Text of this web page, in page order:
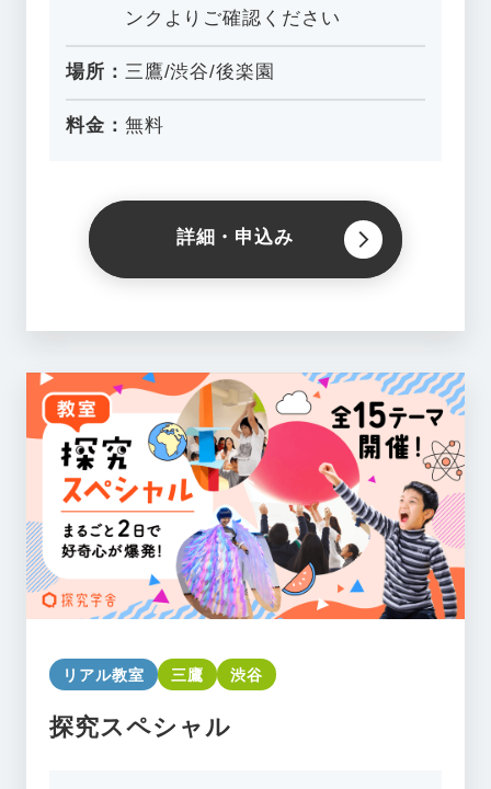
ンクよりご確認ください
場所： 三鷹/渋谷/後楽園
料金： 無料
詳細・申込み
リアル教室 三鷹 渋谷
探究スペシャル